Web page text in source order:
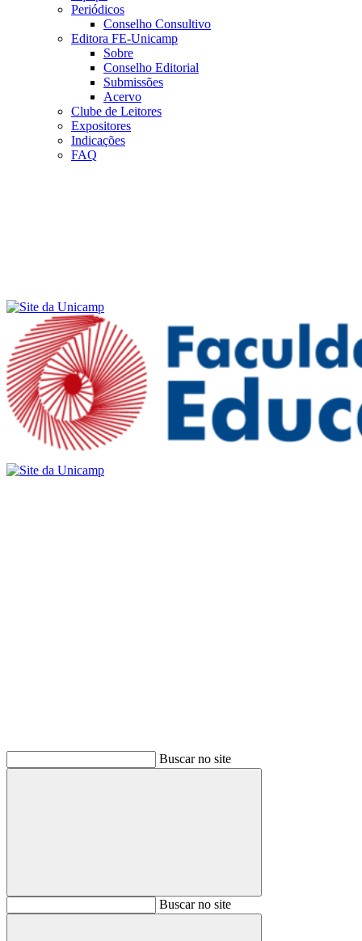
Periódicos
Conselho Consultivo
Editora FE-Unicamp
Sobre
Conselho Editorial
Submissões
Acervo
Clube de Leitores
Expositores
Indicações
FAQ
Buscar no site
BuscarBuscar no site